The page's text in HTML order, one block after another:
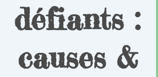
défiants :
causes &